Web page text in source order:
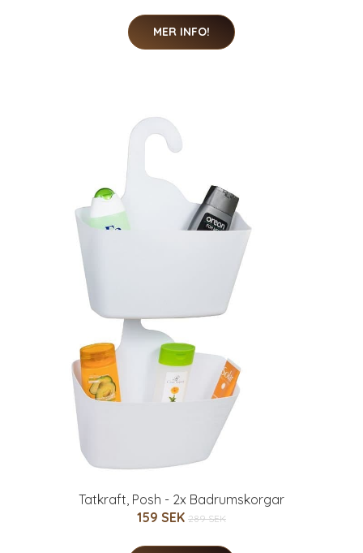
MER INFO!
Tatkraft, Posh - 2x Badrumskorgar
159 SEK 289 SEK